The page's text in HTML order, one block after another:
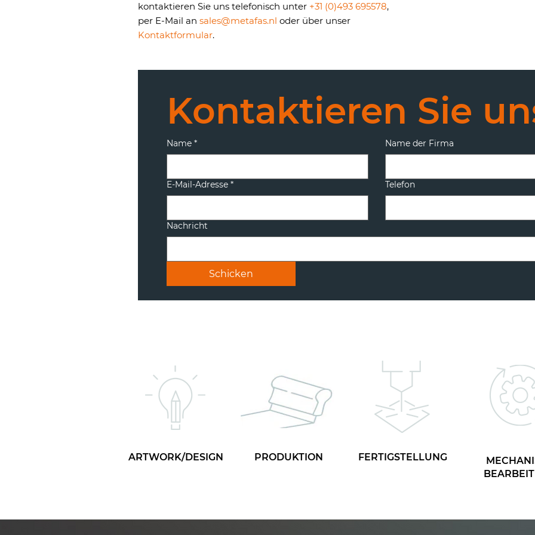
kontaktieren Sie uns telefonisch unter +31 (0)493 695578,
per E-Mail an sales@metafas.nl oder über unser
Kontaktformular.
Kontaktieren Sie
Name * Name der Firma
E-Mail-Adresse * Telefon
Nachricht
Schicken
ARTWORK/DESIGN PRODUKTION FERTIGSTELLUNG